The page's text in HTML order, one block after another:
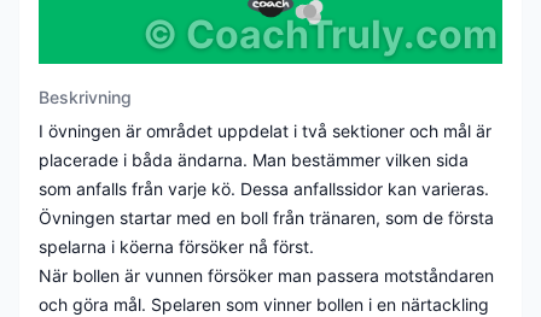
© CoachTruly.com
Beskrivning
I övningen är området uppdelat i två sektioner och mål är
placerade i båda ändarna. Man bestämmer vilken sida
som anfalls från varje kö. Dessa anfallssidor kan varieras.
Övningen startar med en boll från tränaren, som de första
spelarna i köerna försöker nå först.
När bollen är vunnen försöker man passera motståndaren
och göra mål. Spelaren som vinner bollen i en närtackling